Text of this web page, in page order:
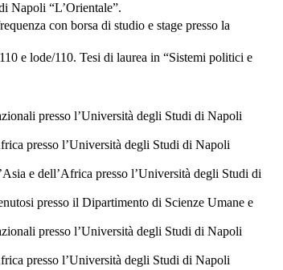
Napoli “L’Orientale”.
con borsa di studio e stage presso la
e lode/110. Tesi di laurea in “Sistemi politici e
presso l’Università degli Studi di Napoli
presso l’Università degli Studi di Napoli
e dell’Africa presso l’Università degli Studi di
presso il Dipartimento di Scienze Umane e
presso l’Università degli Studi di Napoli
presso l’Università degli Studi di Napoli